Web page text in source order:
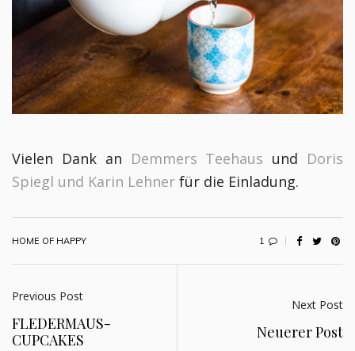
Vielen Dank an Demmers Teehaus und Doris
Spiegl und Karin Lehner für die Einladung.
HOME OF HAPPY 1
Previous Post
FLEDERMAUS-
CUPCAKES
Next Post
Neuerer Post